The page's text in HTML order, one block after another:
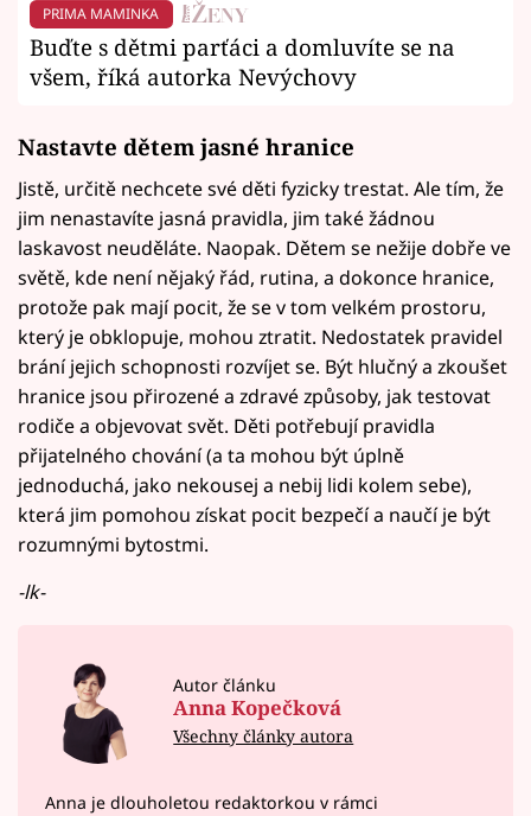
PRIMA MAMINKA
Buďte s dětmi parťáci a domluvíte se na
všem, říká autorka Nevýchovy
Nastavte dětem jasné hranice
Jistě, určitě nechcete své děti fyzicky trestat. Ale tím, že
jim nenastavíte jasná pravidla, jim také žádnou
laskavost neuděláte. Naopak. Dětem se nežije dobře ve
světě, kde není nějaký řád, rutina, a dokonce hranice,
protože pak mají pocit, že se v tom velkém prostoru,
který je obklopuje, mohou ztratit. Nedostatek pravidel
brání jejich schopnosti rozvíjet se. Být hlučný a zkoušet
hranice jsou přirozené a zdravé způsoby, jak testovat
rodiče a objevovat svět. Děti potřebují pravidla
přijatelného chování (a ta mohou být úplně
jednoduchá, jako nekousej a nebij lidi kolem sebe),
která jim pomohou získat pocit bezpečí a naučí je být
rozumnými bytostmi.
-lk-
Autor článku
Anna Kopečková
Všechny články autora
Anna je dlouholetou redaktorkou v rámci